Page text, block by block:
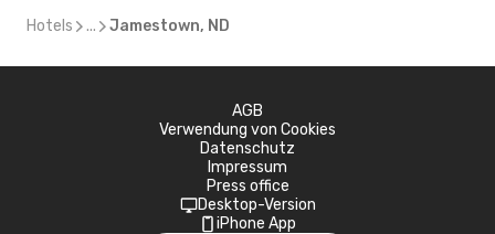
Hotels ... Jamestown, ND
AGB
Verwendung von Cookies
Datenschutz
Impressum
Press office
Desktop-Version
iPhone App